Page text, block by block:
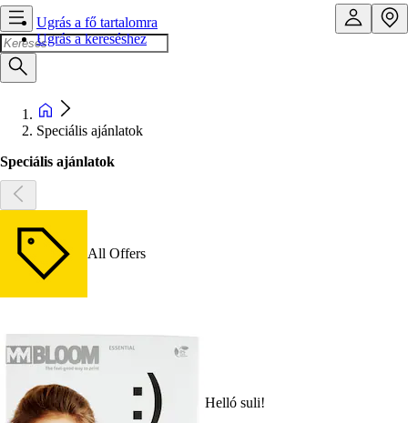
Ugrás a fő tartalomra
Ugrás a kereséshez
Speciális ajánlatok
Speciális ajánlatok
All Offers
Helló suli!